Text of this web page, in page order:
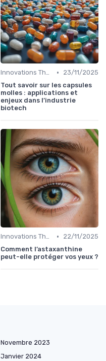
Innovations Thérapeutiques •
23/11/2025
Tout savoir sur les capsules
molles : applications et
enjeux dans l’industrie
biotech
Innovations Thérapeutiques •
22/11/2025
Comment l’astaxanthine
peut-elle protéger vos yeux ?
Novembre 2023
Janvier 2024